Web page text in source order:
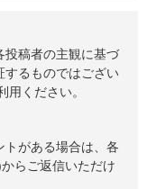
投稿者の主観に基づ
するものではござい
用ください。
トがある場合は、各
らご返信いただけ